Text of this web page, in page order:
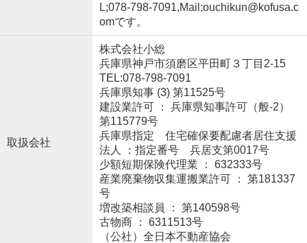
L;078-798-7091,Mail;ouchikun@kofusa.c
omです。
取扱会社
株式会社小総
兵庫県神戸市須磨区平田町３丁目2-15
TEL:078-798-7091
兵庫県知事 (3) 第11525号
建設業許可 ： 兵庫県知事許可（般-2）
第115779号
兵庫県指定 住宅確保要配慮者居住支援
法人 ：指定番号 兵居支第0017号
少額短期保険代理業 ： 632333号
産業廃棄物収集運搬業許可 ： 第181337
号
増改築相談員 ： 第140598号
古物商 ： 6311513号
（公社）全日本不動産協会